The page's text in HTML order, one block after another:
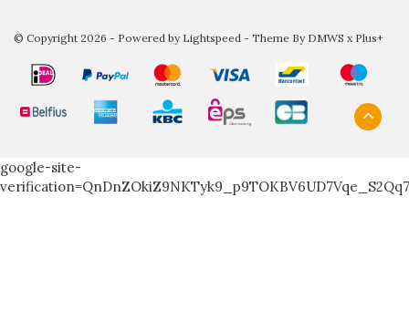
© Copyright 2026 - Powered by Lightspeed - Theme By DMWS x Plus+
google-site-